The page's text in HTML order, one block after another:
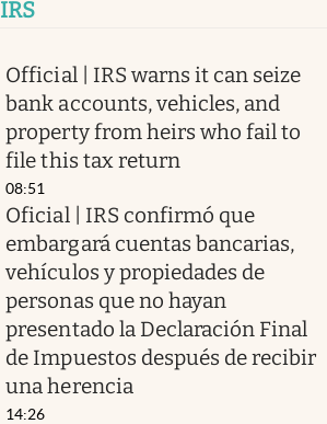
IRS
Official | IRS warns it can seize
bank accounts, vehicles, and
property from heirs who fail to
file this tax return
08:51
Oficial | IRS confirmó que
embargará cuentas bancarias,
vehículos y propiedades de
personas que no hayan
presentado la Declaración Final
de Impuestos después de recibir
una herencia
14:26